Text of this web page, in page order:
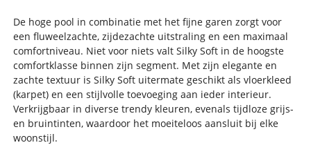
De hoge pool in combinatie met het fijne garen zorgt voor
een fluweelzachte, zijdezachte uitstraling en een maximaal
comfortniveau. Niet voor niets valt Silky Soft in de hoogste
comfortklasse binnen zijn segment. Met zijn elegante en
zachte textuur is Silky Soft uitermate geschikt als vloerkleed
(karpet) en een stijlvolle toevoeging aan ieder interieur.
Verkrijgbaar in diverse trendy kleuren, evenals tijdloze grijs-
en bruintinten, waardoor het moeiteloos aansluit bij elke
woonstijl.